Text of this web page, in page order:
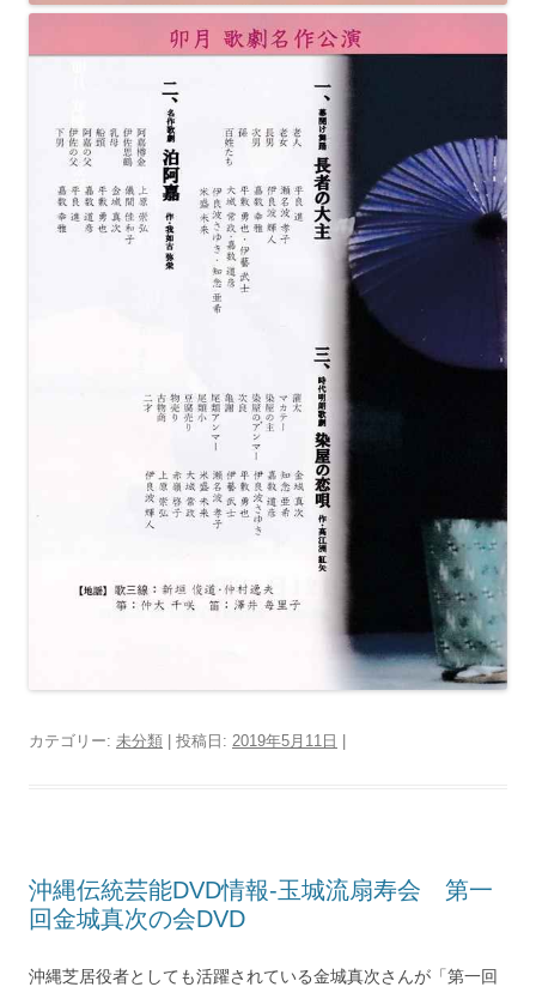
カテゴリー: 未分類 | 投稿日: 2019年5月11日
沖縄伝統芸能DVD情報‐玉城流扇寿会 第一
回金城真次の会DVD
沖縄芝居役者としても活躍されている金城真次さんが「第一回